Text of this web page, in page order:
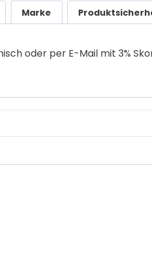
Marke
oder per E-Mail mit 3%